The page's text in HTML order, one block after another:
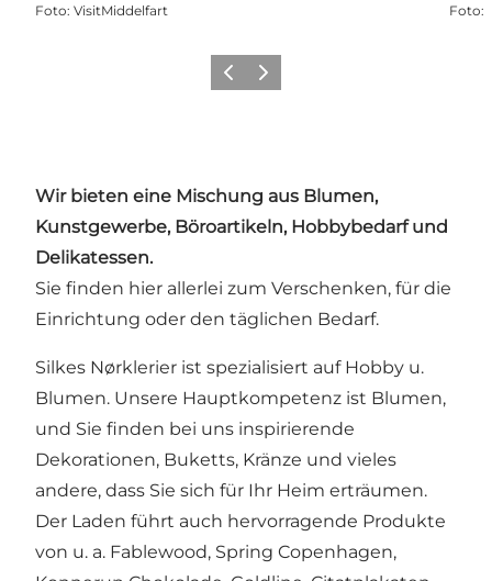
Foto: VisitMiddelfart Foto:
ZurückWeiter
Wir bieten eine Mischung aus Blumen,
Kunstgewerbe, Böroartikeln, Hobbybedarf und
Delikatessen.
Sie finden hier allerlei zum Verschenken, für die
Einrichtung oder den täglichen Bedarf.
Silkes Nørklerier ist spezialisiert auf Hobby u.
Blumen. Unsere Hauptkompetenz ist Blumen,
und Sie finden bei uns inspirierende
Dekorationen, Buketts, Kränze und vieles
andere, dass Sie sich für Ihr Heim erträumen.
Der Laden führt auch hervorragende Produkte
von u. a. Fablewood, Spring Copenhagen,